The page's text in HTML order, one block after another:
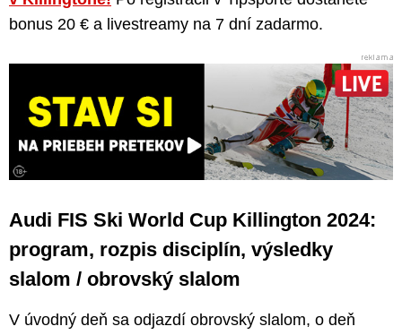
bonus 20 € a livestreamy na 7 dní zadarmo.
Audi FIS Ski World Cup Killington 2024:
program, rozpis disciplín, výsledky
slalom / obrovský slalom
V úvodný deň sa odjazdí obrovský slalom, o deň